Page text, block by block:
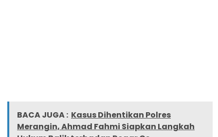
BACA JUGA : Kasus Dihentikan Polres
Merangin, Ahmad Fahmi Siapkan Langkah